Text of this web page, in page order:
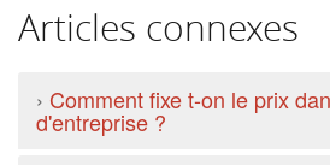
Articles connexes
› Comment fixe t-on le prix
d'entreprise ?